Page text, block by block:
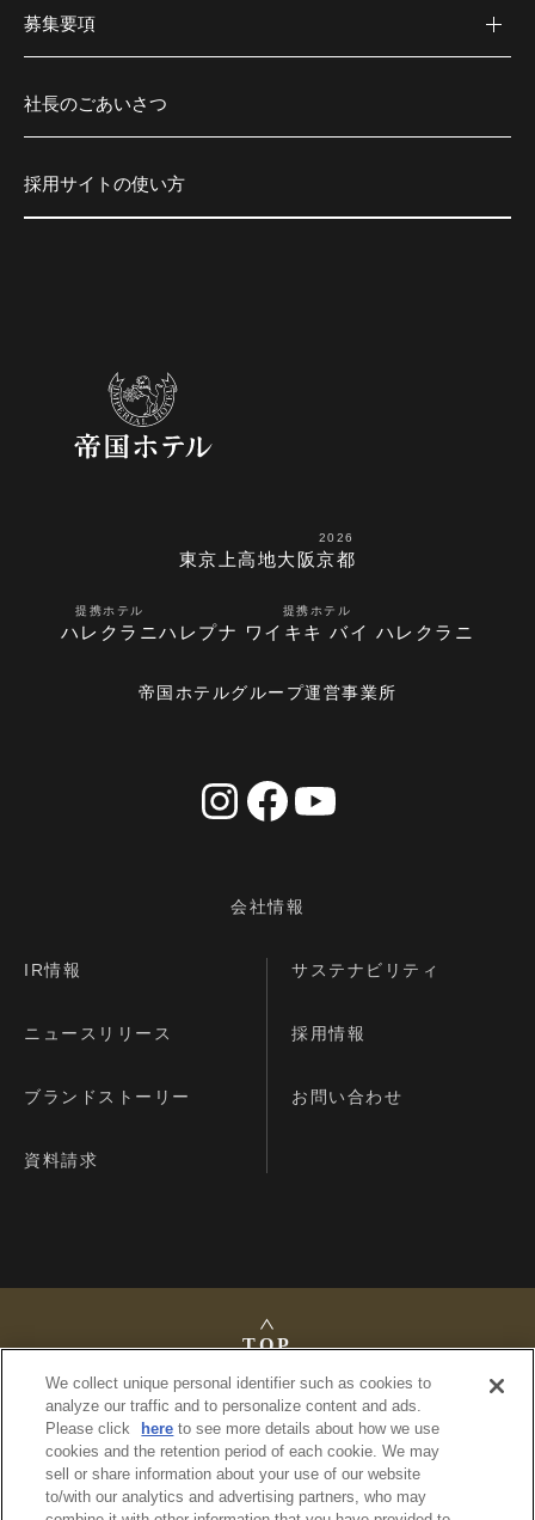
募集要項
社長のごあいさつ
採用サイトの使い方
東京上高地大阪
2026
京都
提携ホテル
ハレクラニ
提携ホテル
ハレプナ ワイキキ バイ ハレクラニ
帝国ホテルグループ運営事業所
会社情報
IR情報 サステナビリティ
ニュースリリース 採用情報
ブランドストーリー お問い合わせ
資料請求
TOP
法定公告
プライバシーポリシー
利用規約
We collect unique personal identifier such as cookies to
analyze our traffic and to personalize content and ads.
Please click
here to see more details about how we use
cookies and the retention period of each cookie. We may
sell or share information about your use of our website
to/with our analytics and advertising partners, who may